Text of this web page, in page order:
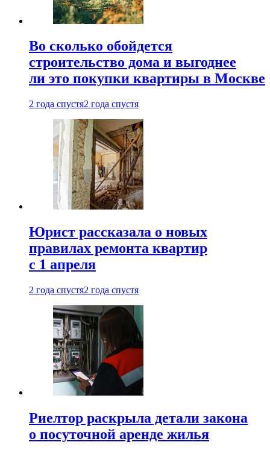
Во сколько обойдется
строительство дома и выгоднее
ли это покупки квартиры в Москве
2 года спустя2 года спустя
Юрист рассказала о новых
правилах ремонта квартир
с 1 апреля
2 года спустя2 года спустя
Риелтор раскрыла детали закона
о посуточной аренде жилья